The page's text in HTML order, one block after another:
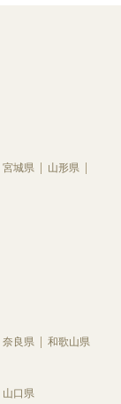
宮城県
山形県
奈良県 和歌山県
山口県